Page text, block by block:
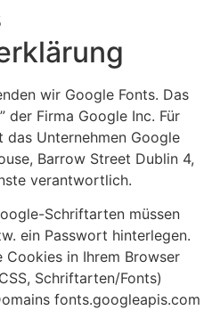
wir Google Fonts. Das
der Firma Google Inc. Für
das Unternehmen Google
Barrow Street Dublin 4,
verantwortlich.
Schriftarten müssen
ein Passwort hinterlegen.
Cookies in Ihrem Browser
Schriftarten/Fonts)
fonts.googleapis.com